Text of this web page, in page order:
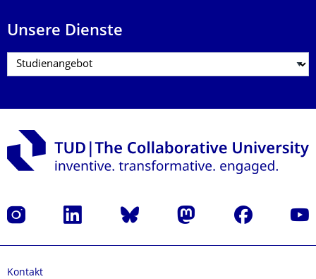
Unsere Dienste
Instagram LinkedIn Bluesky Mastodon Facebook
Kontakt